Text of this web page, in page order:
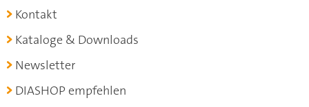
Kontakt
Kataloge & Downloads
Newsletter
DIASHOP empfehlen